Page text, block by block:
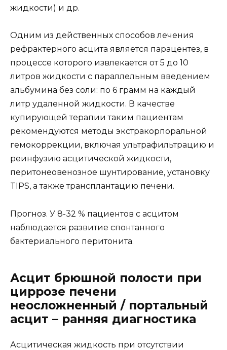
жидкости) и др.
Одним из действенных способов лечения
рефрактерного асцита является парацентез, в
процессе которого извлекается от 5 до 10
литров жидкости с параллельным введением
альбумина без соли: по 6 грамм на каждый
литр удаленной жидкости. В качестве
купирующей терапии таким пациентам
рекомендуются методы экстракорпоральной
гемокоррекции, включая ультрафильтрацию и
реинфузию асцитической жидкости,
перитонеовенозное шунтирование, установку
TIPS, а также трансплантацию печени.
Прогноз. У 8-32 % пациентов с асцитом
наблюдается развитие спонтанного
бактериального перитонита.
Асцит брюшной полости при
циррозе печени
неосложненный / портальный
асцит – ранняя диагностика
Асцитическая жидкость при отсутствии